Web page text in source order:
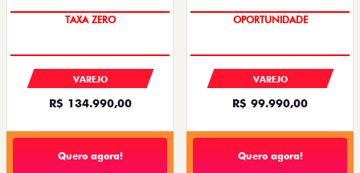
TAXA ZERO
VAREJO
R$ 134.990,00
Quero agora!
OPORTUNIDADE
VAREJO
R$ 99.990,00
Quero agora!